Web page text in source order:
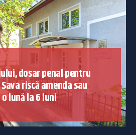
dosar penal pentru
riscă amenda sau
lună la 6 luni